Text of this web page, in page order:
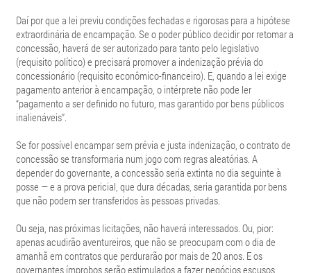
Daí por que a lei previu condições fechadas e rigorosas para a hipótese
extraordinária de encampação. Se o poder público decidir por retomar a
concessão, haverá de ser autorizado para tanto pelo legislativo
(requisito político) e precisará promover a indenização prévia do
concessionário (requisito econômico-financeiro). E, quando a lei exige
pagamento anterior à encampação, o intérprete não pode ler
“pagamento a ser definido no futuro, mas garantido por bens públicos
inalienáveis”.
Se for possível encampar sem prévia e justa indenização, o contrato de
concessão se transformaria num jogo com regras aleatórias. A
depender do governante, a concessão seria extinta no dia seguinte à
posse — e a prova pericial, que dura décadas, seria garantida por bens
que não podem ser transferidos às pessoas privadas.
Ou seja, nas próximas licitações, não haverá interessados. Ou, pior:
apenas acudirão aventureiros, que não se preocupam com o dia de
amanhã em contratos que perdurarão por mais de 20 anos. E os
governantes ímprobos serão estimulados a fazer negócios escusos,